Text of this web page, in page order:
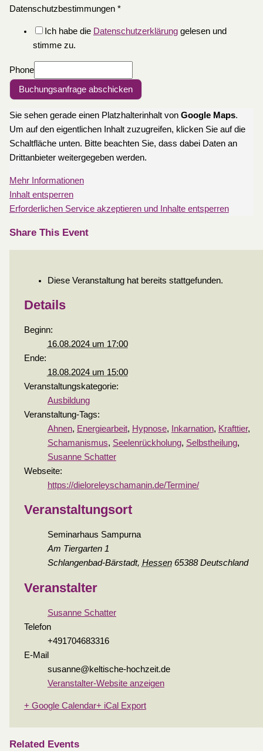
Datenschutzbestimmungen *
Ich habe die Datenschutzerklärunggelesen und
stimme zu.
Phone
Buchungsanfrage abschicken
Sie sehen gerade einen Platzhalterinhalt von Google Maps.
Um auf den eigentlichen Inhalt zuzugreifen, klicken Sie auf die
Schaltfläche unten. Bitte beachten Sie, dass dabei Daten an
Drittanbieter weitergegeben werden.
Mehr Informationen
Inhalt entsperren
Erforderlichen Service akzeptieren und Inhalte entsperren
Share This Event
Diese Veranstaltung hat bereits stattgefunden.
Details
Beginn:
16.08.2024 um 17:00
Ende:
18.08.2024 um 15:00
Veranstaltungskategorie:
Ausbildung
Veranstaltung-Tags:
Ahnen, Energiearbeit, Hypnose, Inkarnation, Krafttier,
Schamanismus, Seelenrückholung, Selbstheilung,
Susanne Schatter
Webseite:
https://dieloreleyschamanin.de/Termine/
Veranstaltungsort
Seminarhaus Sampurna
Am Tiergarten 1
Schlangenbad-Bärstadt, Hessen 65388 Deutschland
Veranstalter
Susanne Schatter
Telefon
+491704683316
E-Mail
susanne@keltische-hochzeit.de
Veranstalter-Website anzeigen
+ Google Calendar+ iCal Export
Related Events